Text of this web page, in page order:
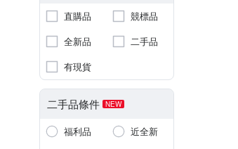
直購品
競標品
全新品
二手品
有現貨
二手品條件 NEW
福利品
近全新